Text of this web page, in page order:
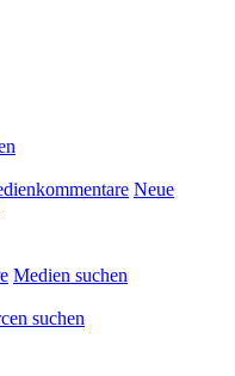
Neue
Medien suchen
suchen